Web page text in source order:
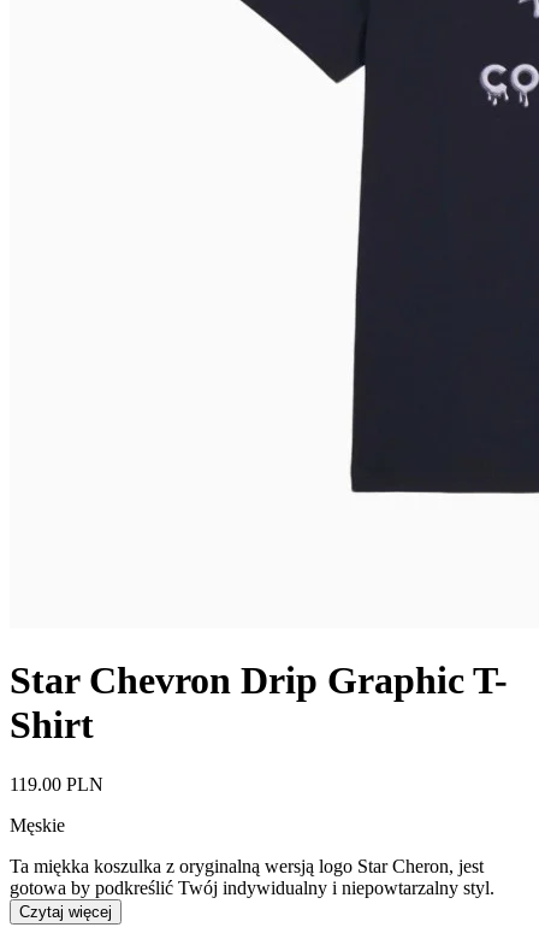
Star Chevron Drip Graphic T-
Shirt
119.00 PLN
Męskie
Ta miękka koszulka z oryginalną wersją logo Star Cheron, jest
gotowa by podkreślić Twój indywidualny i niepowtarzalny styl.
Czytaj więcej